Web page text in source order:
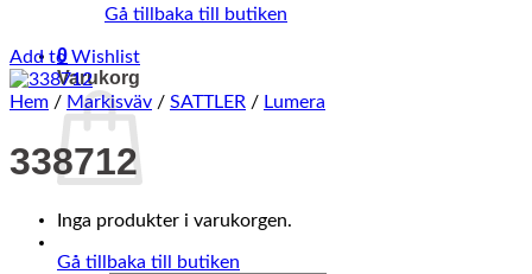
Gå tillbaka till butiken
0
Varukorg
Inga produkter i varukorgen.
Gå tillbaka till butiken
Add to Wishlist
Hem / Markisväv / SATTLER / Lumera
338712